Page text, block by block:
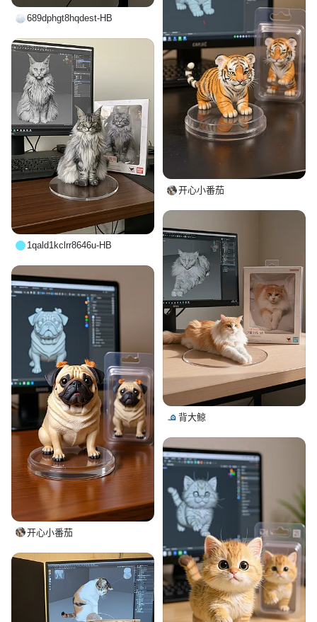
689dphgt8hqdest-HB
开心小番茄
1qald1kclrr8646u-HB
背大鲸
开心小番茄